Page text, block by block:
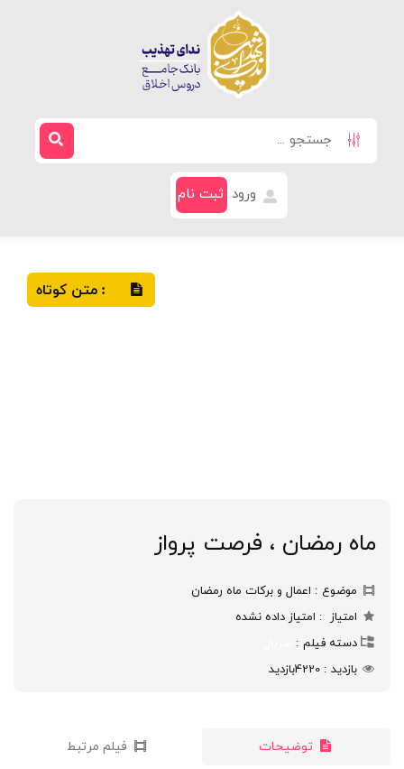
ورود ثبت نام
: متن کوتاه
ماه رمضان ، فرصت پرواز
موضوع
اعمال و برکات ماه رمضان
امتیاز
امتیاز داده نشده
دسته فیلم
بازدید
4220بازدید
توضیحات فیلم مرتبط